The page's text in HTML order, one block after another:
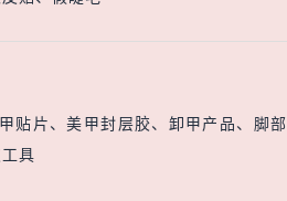
贴片、美甲封层胶、卸甲产品、脚部
具